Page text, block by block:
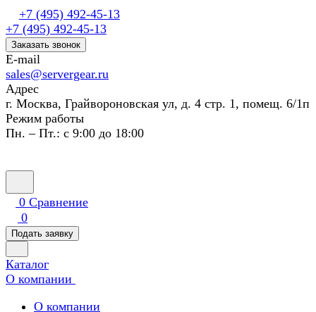
+7 (495) 492-45-13
+7 (495) 492-45-13
Заказать звонок
E-mail
sales@servergear.ru
Адрес
г. Москва, Грайвороновская ул, д. 4 стр. 1, помещ. 6/1п
Режим работы
Пн. – Пт.: с 9:00 до 18:00
0 Сравнение
0
Подать заявку
Каталог
О компании
О компании